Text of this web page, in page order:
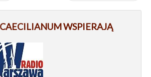
WSPIERAJĄ